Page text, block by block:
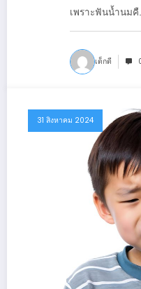
เพราะฟันน้ำนม
เด็กดี
31 สิงหาคม 2024